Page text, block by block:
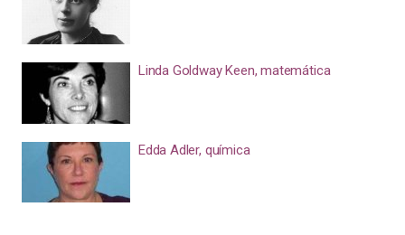
Linda Goldway Keen, matemática
Edda Adler, química